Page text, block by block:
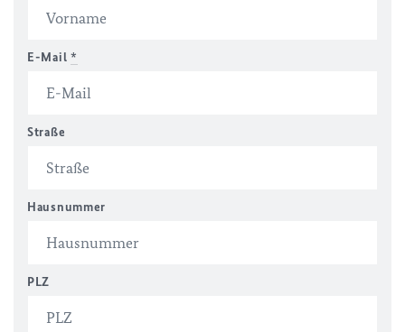
E-Mail *
Straße
Hausnummer
PLZ